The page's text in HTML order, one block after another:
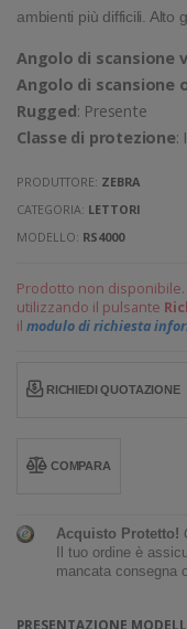
ambienti più difficili. Alto
Angolo di scansione
Angolo di scansione
Rugged: Presente
Classe di protezione:
PRODUTTORE: ZEBRA
CATEGORIA: LETTORI
MODELLO: RS4000
Prodotto non
utilizzando il pulsante
il modulo di richiesta
RICHIEDI QUOTAZIONE
COMPARA
Acquisto Protetto!
Il tuo ordine è
mancata consegna
PRESENTAZIONE